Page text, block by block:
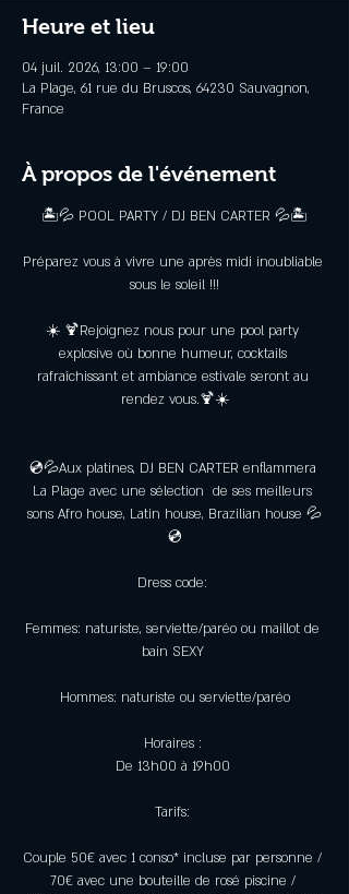
Heure et lieu
04 juil. 2026, 13:00 – 19:00
La Plage, 61 rue du Bruscos, 64230 Sauvagnon,
France
À propos de l'événement
🏝️💦 POOL PARTY / DJ BEN CARTER 💦🏝️
Préparez vous à vivre une après midi inoubliable
sous le soleil !!!
☀️ 🍹Rejoignez nous pour une pool party
explosive où bonne humeur, cocktails
rafraîchissant et ambiance estivale seront au
rendez vous.🍹☀️
💿💦Aux platines, DJ BEN CARTER enflammera
La Plage avec une sélection  de ses meilleurs
sons Afro house, Latin house, Brazilian house 💦
💿
Dress code:
Femmes: naturiste, serviette/paréo ou maillot de
bain SEXY
Hommes: naturiste ou serviette/paréo
Horaires :
De 13h00 à 19h00
Tarifs:
Couple 50€ avec 1 conso* incluse par personne /
70€ avec une bouteille de rosé piscine /